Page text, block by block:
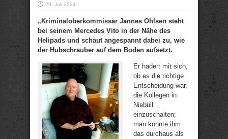
29. Juli 2024
„Kriminaloberkommissar Jannes Ohlsen steht
bei seinem Mercedes Vito in der Nähe des
Helipads und schaut angespannt dabei zu, wie
der Hubschrauber auf dem Boden aufsetzt.
Er hadert mit sich,
ob es die richtige
Entscheidung war,
die Kollegen in
Niebüll
einzuschalten;
man könnte ihm
das durchaus als